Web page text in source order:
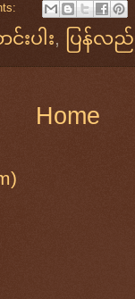
းပါး, ပြန်လ
Home